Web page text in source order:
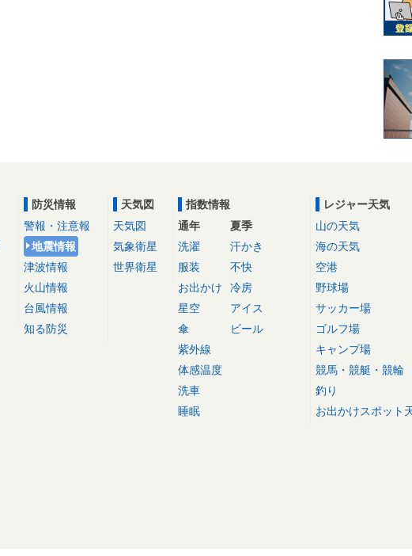
防災情報
警報・注意報
地震情報
津波情報
火山情報
台風情報
知る防災
天気図
天気図
気象衛星
世界衛星
指数情報
通年
洗濯
服装
お出かけ
星空
傘
紫外線
体感温度
洗車
睡眠
夏季
汗かき
不快
冷房
アイス
ビール
レジャー天気
山の天気
海の天気
空港
野球場
サッカー場
ゴルフ場
キャンプ場
競馬・競艇・競輪
釣り
お出かけスポット